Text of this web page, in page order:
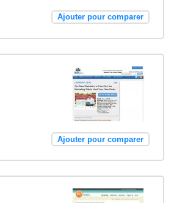
Ajouter pour comparer
Ajouter pour comparer